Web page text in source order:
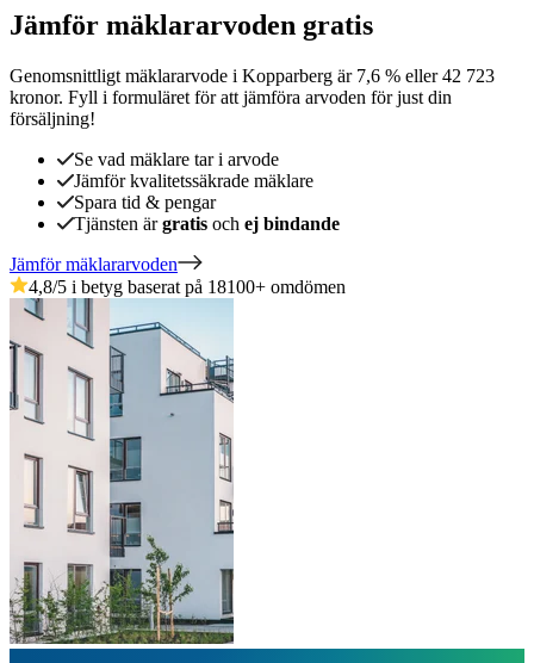
Jämför mäklararvoden gratis
Genomsnittligt mäklararvode i Kopparberg är 7,6 % eller42 723
kronor. Fyll i formuläret för att jämföra arvoden för just din
försäljning!
Se vad mäklare tar i arvode
Jämför kvalitetssäkrade mäklare
Spara tid & pengar
Tjänsten ärgratis och ej bindande
Jämför mäklararvoden
4,8/5 i betyg baserat på 18100+ omdömen